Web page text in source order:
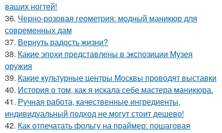
ваших ногтей!
36. Черно-розовая геометрия: модный маникюр для
современных дам
37. Вернуть радость жизни?
38. Какие эпохи представлены в экспозиции Музея
оружия
39. Какие культурные центры Москвы проводят выставки
40. История о том, как я искала себе мастера маникюра.
41. Ручная работа, качественные ингредиенты,
индивидуальный подход не могут стоит дешево!
42. Как отпечатать фольгу на праймер: пошаговая